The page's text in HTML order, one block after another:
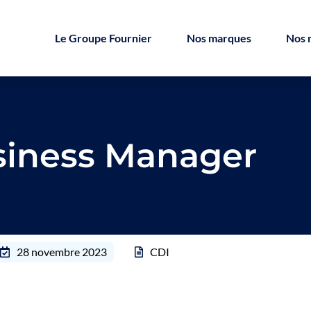
Le Groupe Fournier Nos marques Nos
Manager
28 novembre 2023 CDI